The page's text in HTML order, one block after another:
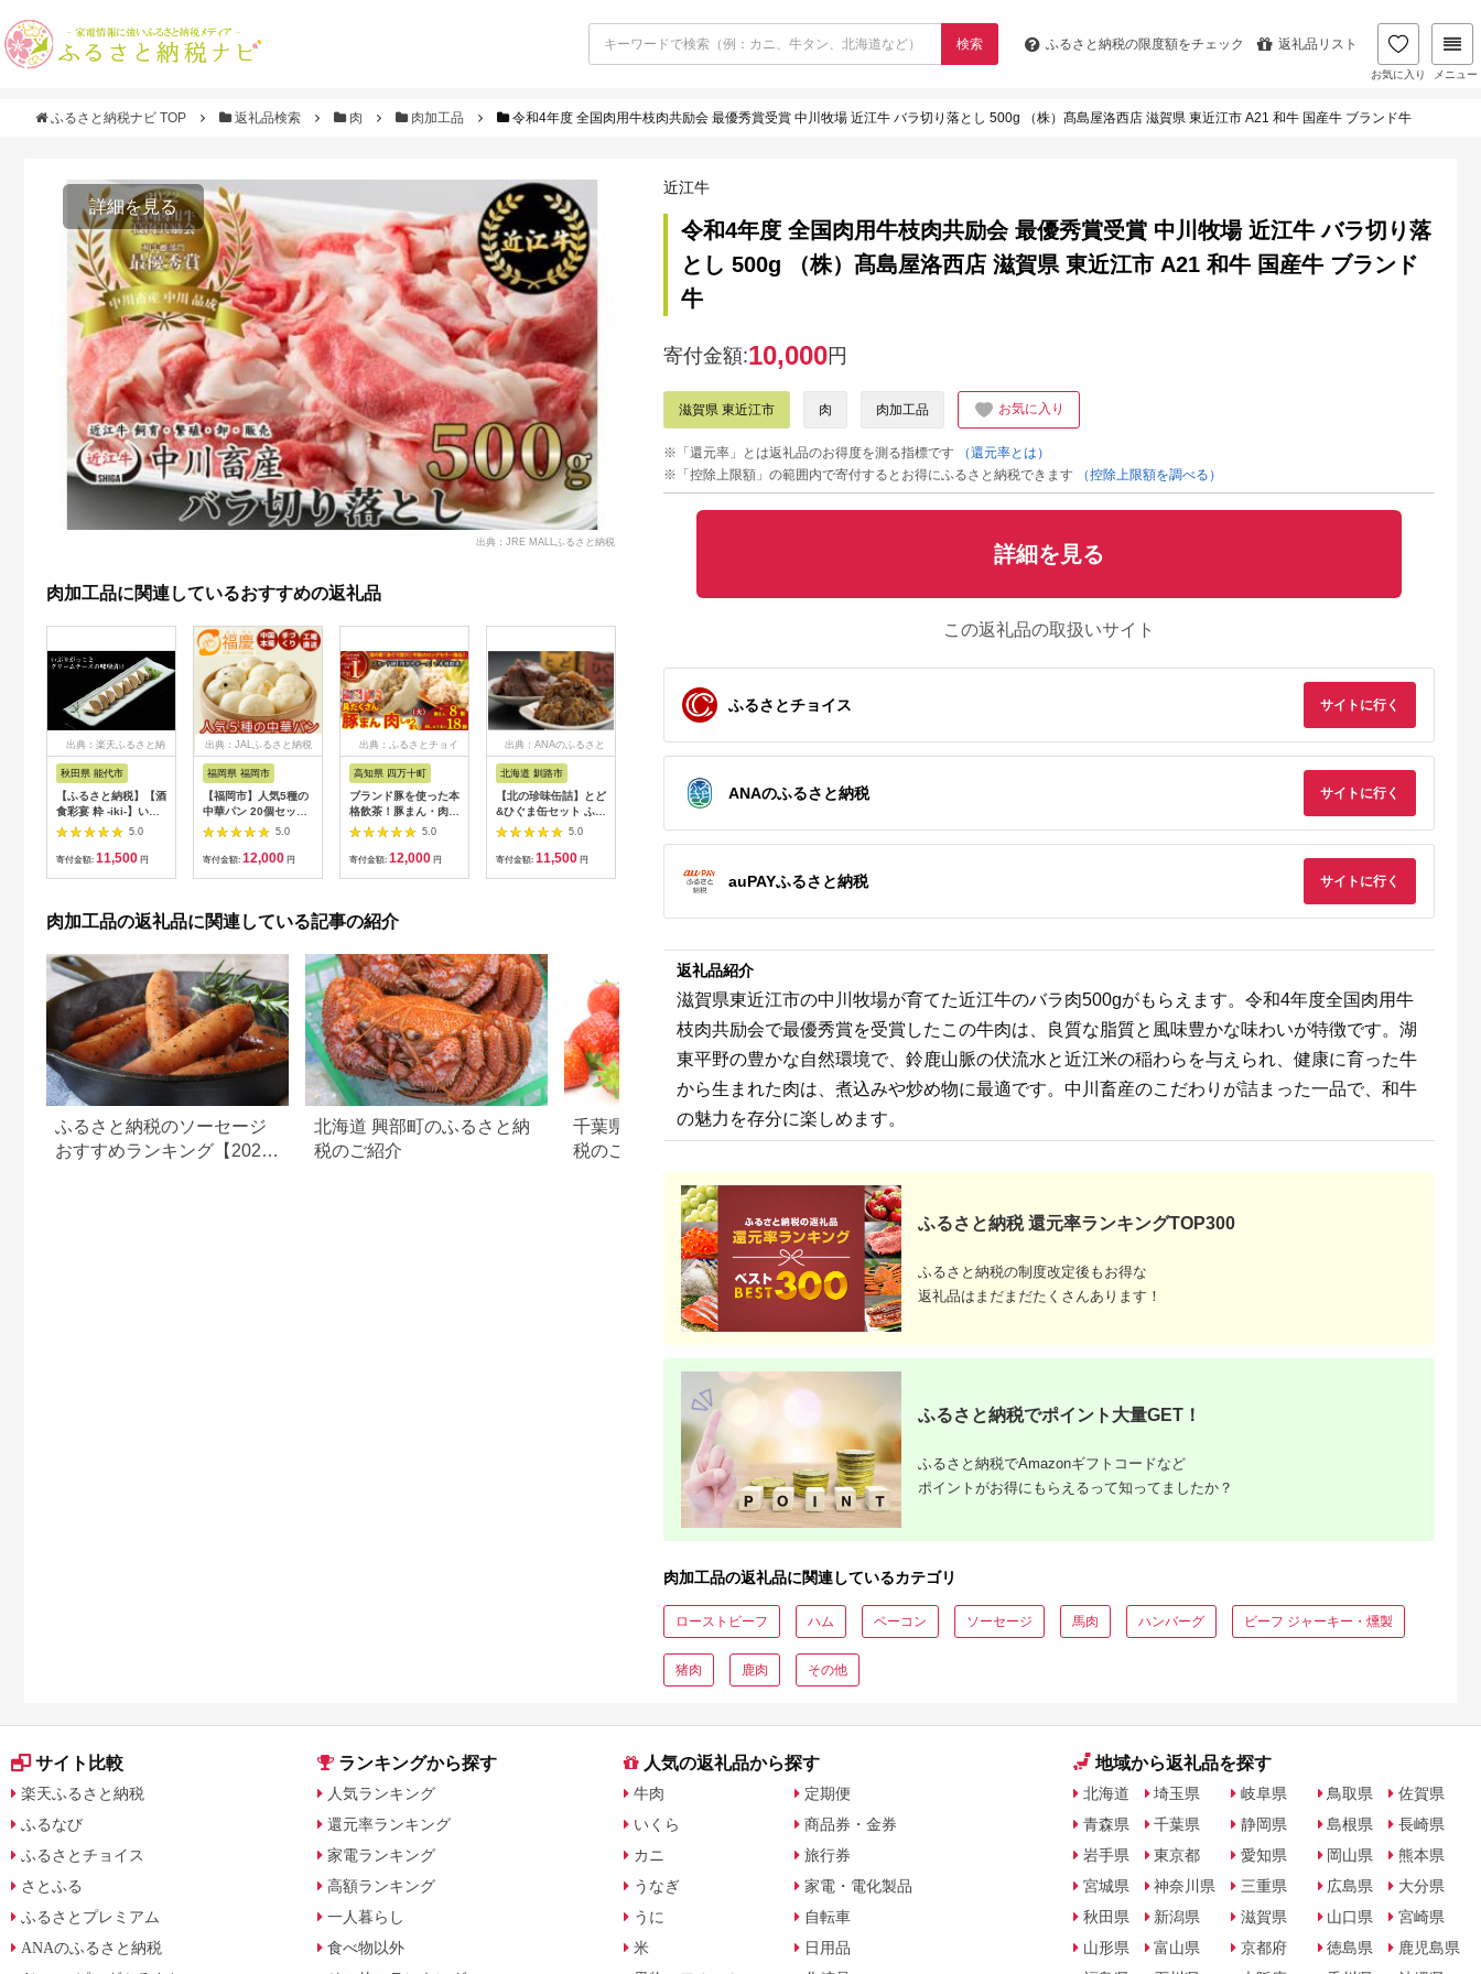
検索 ふるさと納税の限度額をチェック 返礼品リスト
お気に入り メニュー
ふるさと納税ナビ TOP 返礼品検索 肉 肉加工品 令和4年度 全国肉用牛枝肉共励会 最優秀賞受賞 中川牧場 近江牛 バラ切り落とし 500g （株）髙島屋洛西店 滋賀県 東近江市 A21 和牛 国産牛 ブランド牛
詳細を見る
出典：JRE MALLふるさと納税
肉加工品に関連しているおすすめの返礼品
出典：楽天ふるさと納
秋田県 能代市
【ふるさと納税】【酒
食彩宴 粋 -iki-】いぶ
りがっことクリームチ
ーズの味噌漬け 8枚入
り×3パック 惣菜 漬物
間～1か月程度でお届
く場合がございます。
5.0
寄付金額: 11,500 円
出典：JALふるさと納税
福岡県 福岡市
【福岡市】人気5種の
中華パン 20個セット
| 福岡県 福岡 九州 返
礼品 納税 お取り寄せ
グルメ 取り寄せ グル
め合わせ セット 食べ
比べセット 食べ比べ
5.0
寄付金額: 12,000 円
出典：ふるさとチョイ
高知県 四万十町
ブランド豚を使った本
格飲茶！豚まん・肉し
ゅうまいセット(大)
Qak-28 肉まん 中華
まん 冷凍 人気 おすす
5.0
寄付金額: 12,000 円
出典：ANAのふるさと
北海道 釧路市
【北の珍味缶詰】とど
&ひぐま缶セット ふる
さと納税 肉 _F4F-
5.0
寄付金額: 11,500 円
出典：ふるなび
森のジビエ 鹿肉味付
き詰合せセット 計
5.0
出典：ふるさとプレミ
北海道産 鹿肉 おつま
種
5.0
出典：ふるラボ
田牛 テレビで紹介 ブ
5.0
出典：JALふるさと納税
【KDS-300】ギフト
5.0
出典：ふるさとプレミ
たきもとのしゃぶしゃ
ラム肉
5.0
19,000円
出典：ふるラ
徳島県 海陽町
阿波尾鶏 ソーセージ
寄付金額:10,000
肉加工品の返礼品に関連している記事の紹介
ふるさと納税のソーセージ
おすすめランキング【2026
北海道 興部町のふるさと納
税のご紹介
千葉県 東庄町のふるさと納
税のご紹介
徳島県 石井町のふるさと納
近江牛
令和4年度 全国肉用牛枝肉共励会 最優秀賞受賞 中川牧場 近江牛 バラ切り落
とし 500g （株）髙島屋洛西店 滋賀県 東近江市 A21 和牛 国産牛 ブランド
牛
寄付金額:10,000円
滋賀県 東近江市 肉 肉加工品 お気に入り
※「還元率」とは返礼品のお得度を測る指標です
（還元率とは）
※「控除上限額」の範囲内で寄付するとお得にふるさと納税できます
（控除上限額を調べる）
詳細を見る
この返礼品の取扱いサイト
ふるさとチョイス サイトに行く
ANAのふるさと納税 サイトに行く
auPAYふるさと納税 サイトに行く
返礼品紹介
滋賀県東近江市の中川牧場が育てた近江牛のバラ肉500gがもらえます。令和4年度全国肉用牛
枝肉共励会で最優秀賞を受賞したこの牛肉は、良質な脂質と風味豊かな味わいが特徴です。湖
東平野の豊かな自然環境で、鈴鹿山脈の伏流水と近江米の稲わらを与えられ、健康に育った牛
から生まれた肉は、煮込みや炒め物に最適です。中川畜産のこだわりが詰まった一品で、和牛
の魅力を存分に楽しめます。
ふるさと納税 還元率ランキングTOP300
ふるさと納税の制度改定後もお得な
返礼品はまだまだたくさんあります！
ふるさと納税でポイント大量GET！
ふるさと納税でAmazonギフトコードなど
ポイントがお得にもらえるって知ってましたか？
肉加工品の返礼品に関連しているカテゴリ
ローストビーフ ハム ベーコン ソーセージ 馬肉 ハンバーグ ビーフ ジャーキー・燻製
猪肉 鹿肉 その他
サイト比較
楽天ふるさと納税
ふるなび
ふるさとチョイス
さとふる
ふるさとプレミアム
ANAのふるさと納税
ランキングから探す
人気ランキング
還元率ランキング
家電ランキング
高額ランキング
一人暮らし
食べ物以外
人気の返礼品から探す
牛肉
いくら
カニ
うなぎ
うに
米
定期便
商品券・金券
旅行券
家電・電化製品
自転車
日用品
地域から返礼品を探す
北海道
青森県
岩手県
宮城県
秋田県
山形県
埼玉県
千葉県
東京都
神奈川県
新潟県
富山県
岐阜県
静岡県
愛知県
三重県
滋賀県
京都府
鳥取県
島根県
岡山県
広島県
山口県
徳島県
佐賀県
長崎県
熊本県
大分県
宮崎県
鹿児島県